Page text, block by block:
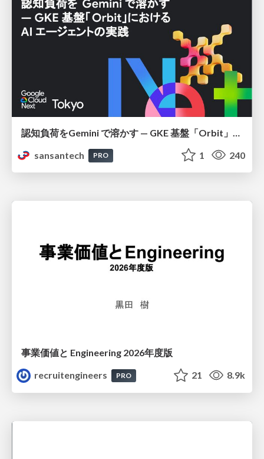
sansantech
PRO 1 240
事業価値と Engineering 2026年度版
recruitengineers
PRO 21 8.9k